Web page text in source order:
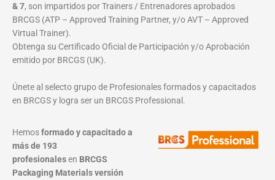
& 7, son impartidos por Trainers / Entrenadores aprobados
BRCGS (ATP – Approved Training Partner, y/o AVT – Approved
Virtual Trainer).
Obtenga su Certificado Oficial de Participación y/o Aprobación
emitido por BRCGS (UK).
Únete al selecto grupo de Profesionales formados y capacitados
en BRCGS y logra ser un BRCGS Professional.
Hemosformado y capacitado a
más de 193
profesionalesen BRCGS
Packaging Materialsversión